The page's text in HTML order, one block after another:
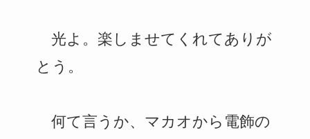
光よ。楽しませてくれてありが
とう。
何て言うか、マカオから電飾の